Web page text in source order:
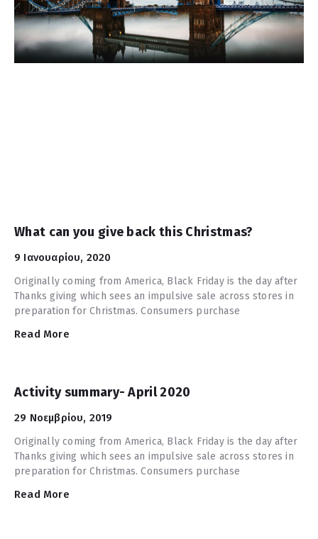
What can you give back this Christmas?
9 Ιανουαρίου, 2020
Originally coming from America, Black Friday is the day after
Thanks giving which sees an impulsive sale across stores in
preparation for Christmas. Consumers purchase
Read More
Activity summary- April 2020
29 Νοεμβρίου, 2019
Originally coming from America, Black Friday is the day after
Thanks giving which sees an impulsive sale across stores in
preparation for Christmas. Consumers purchase
Read More